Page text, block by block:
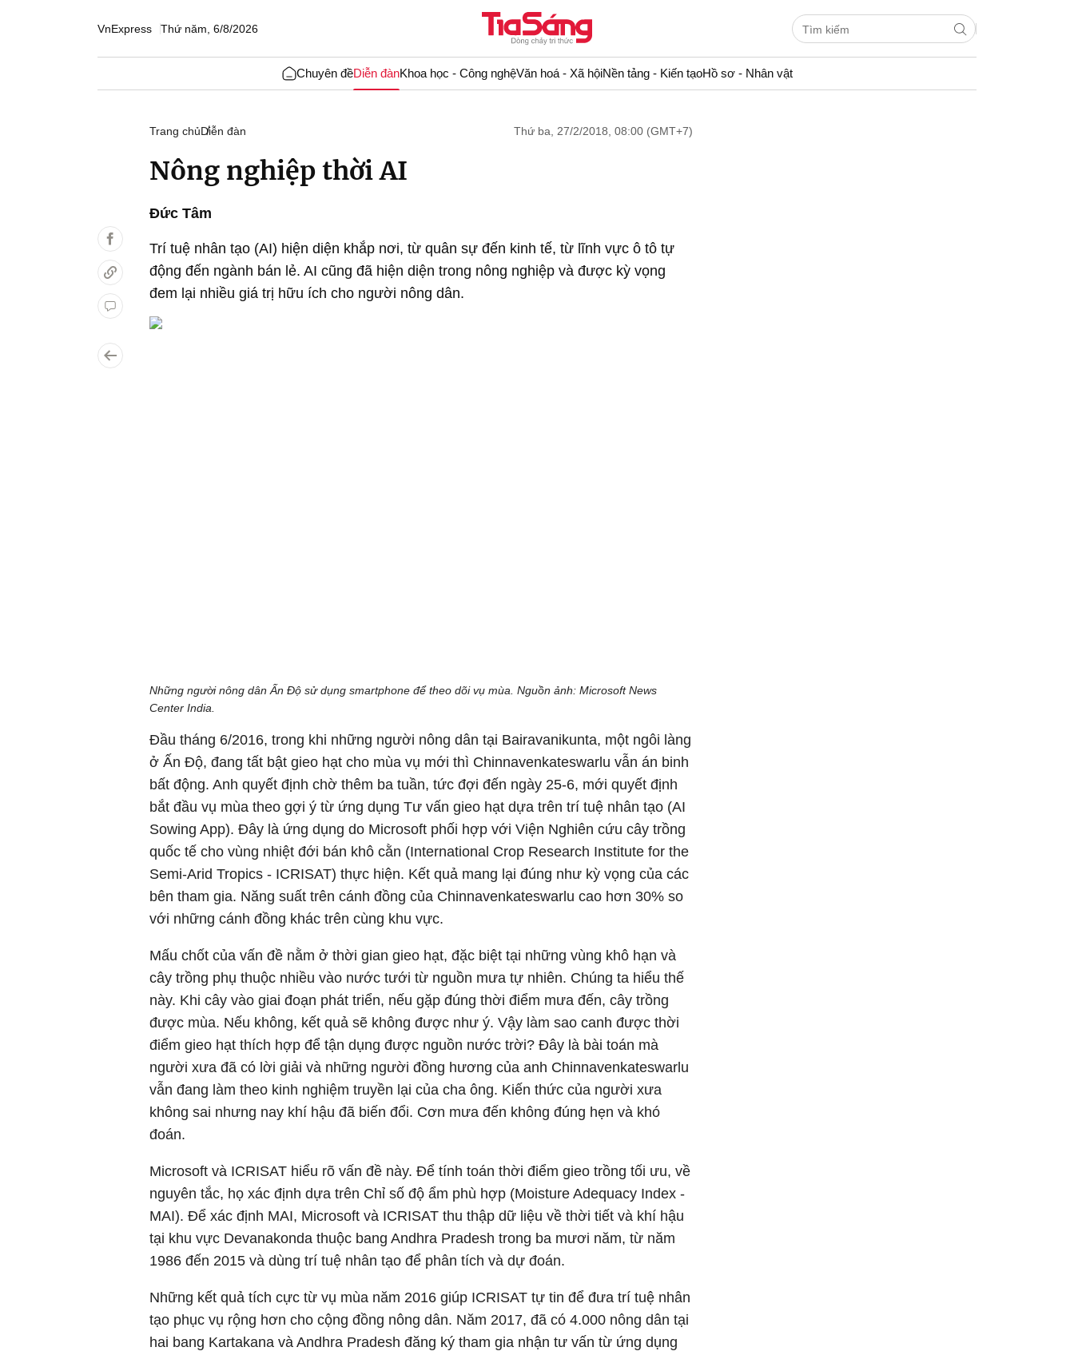
VnExpress Thứ năm, 6/8/2026
Chuyên đềDiễn đànKhoa học - Công nghệVăn hoá - Xã hộiNền tảng - Kiến tạoHồ sơ - Nhân vật
Trang chủDiễn đàn Thứ ba, 27/2/2018, 08:00 (GMT+7)
Nông nghiệp thời AI
Đức Tâm
Trí tuệ nhân tạo (AI) hiện diện khắp nơi, từ quân sự đến kinh tế, từ lĩnh vực ô tô tự
động đến ngành bán lẻ. AI cũng đã hiện diện trong nông nghiệp và được kỳ vọng
đem lại nhiều giá trị hữu ích cho người nông dân.
Những người nông dân Ấn Độ sử dụng smartphone để theo dõi vụ mùa. Nguồn ảnh: Microsoft News
Center India.
Đầu tháng 6/2016, trong khi những người nông dân tại Bairavanikunta, một ngôi làng
ở Ấn Độ, đang tất bật gieo hạt cho mùa vụ mới thì Chinnavenkateswarlu vẫn án binh
bất động. Anh quyết định chờ thêm ba tuần, tức đợi đến ngày 25-6, mới quyết định
bắt đầu vụ mùa theo gợi ý từ ứng dụng Tư vấn gieo hạt dựa trên trí tuệ nhân tạo (AI
Sowing App). Đây là ứng dụng do Microsoft phối hợp với Viện Nghiên cứu cây trồng
quốc tế cho vùng nhiệt đới bán khô cằn (International Crop Research Institute for the
Semi-Arid Tropics - ICRISAT) thực hiện. Kết quả mang lại đúng như kỳ vọng của các
bên tham gia. Năng suất trên cánh đồng của Chinnavenkateswarlu cao hơn 30% so
với những cánh đồng khác trên cùng khu vực.
Mấu chốt của vấn đề nằm ở thời gian gieo hạt, đặc biệt tại những vùng khô hạn và
cây trồng phụ thuộc nhiều vào nước tưới từ nguồn mưa tự nhiên. Chúng ta hiểu thế
này. Khi cây vào giai đoạn phát triển, nếu gặp đúng thời điểm mưa đến, cây trồng
được mùa. Nếu không, kết quả sẽ không được như ý. Vậy làm sao canh được thời
điểm gieo hạt thích hợp để tận dụng được nguồn nước trời? Đây là bài toán mà
người xưa đã có lời giải và những người đồng hương của anh Chinnavenkateswarlu
vẫn đang làm theo kinh nghiệm truyền lại của cha ông. Kiến thức của người xưa
không sai nhưng nay khí hậu đã biến đổi. Cơn mưa đến không đúng hẹn và khó
đoán.
Microsoft và ICRISAT hiểu rõ vấn đề này. Để tính toán thời điểm gieo trồng tối ưu, về
nguyên tắc, họ xác định dựa trên Chỉ số độ ẩm phù hợp (Moisture Adequacy Index -
MAI). Để xác định MAI, Microsoft và ICRISAT thu thập dữ liệu về thời tiết và khí hậu
tại khu vực Devanakonda thuộc bang Andhra Pradesh trong ba mươi năm, từ năm
1986 đến 2015 và dùng trí tuệ nhân tạo để phân tích và dự đoán.
Những kết quả tích cực từ vụ mùa năm 2016 giúp ICRISAT tự tin để đưa trí tuệ nhân
tạo phục vụ rộng hơn cho cộng đồng nông dân. Năm 2017, đã có 4.000 nông dân tại
hai bang Kartakana và Andhra Pradesh đăng ký tham gia nhận tư vấn từ ứng dụng